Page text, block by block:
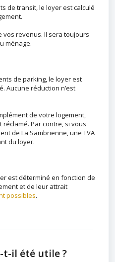
de transit, le loyer est calculé
vos revenus. Il sera toujours
ménage.
de parking, le loyer est
Aucune réduction n’est
de votre logement,
réclamé. Par contre, si vous
de La Sambrienne, une TVA
du loyer.
est déterminé en fonction de
et de leur attrait
possibles.
t-il été utile ?